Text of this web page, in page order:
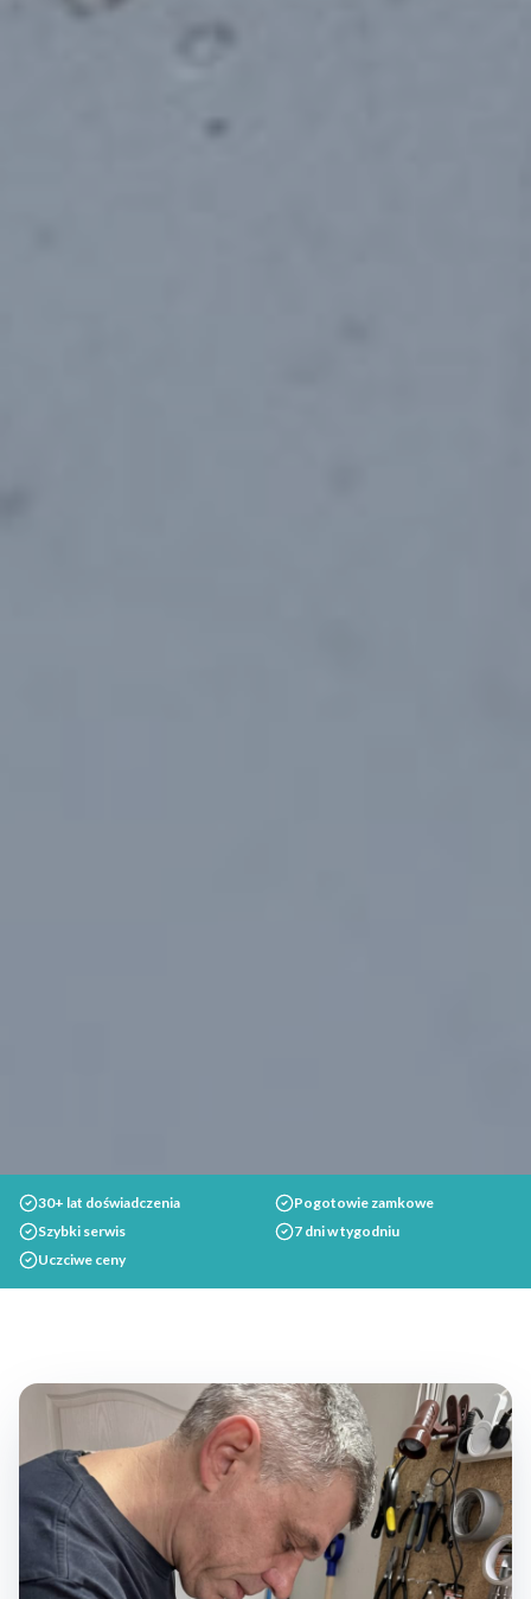
30+ lat doświadczenia
Pogotowie zamkowe
Szybki serwis
7 dni w tygodniu
Uczciwe ceny